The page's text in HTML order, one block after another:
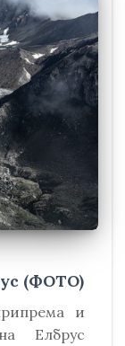
(ФОТО)
и
Елбрус